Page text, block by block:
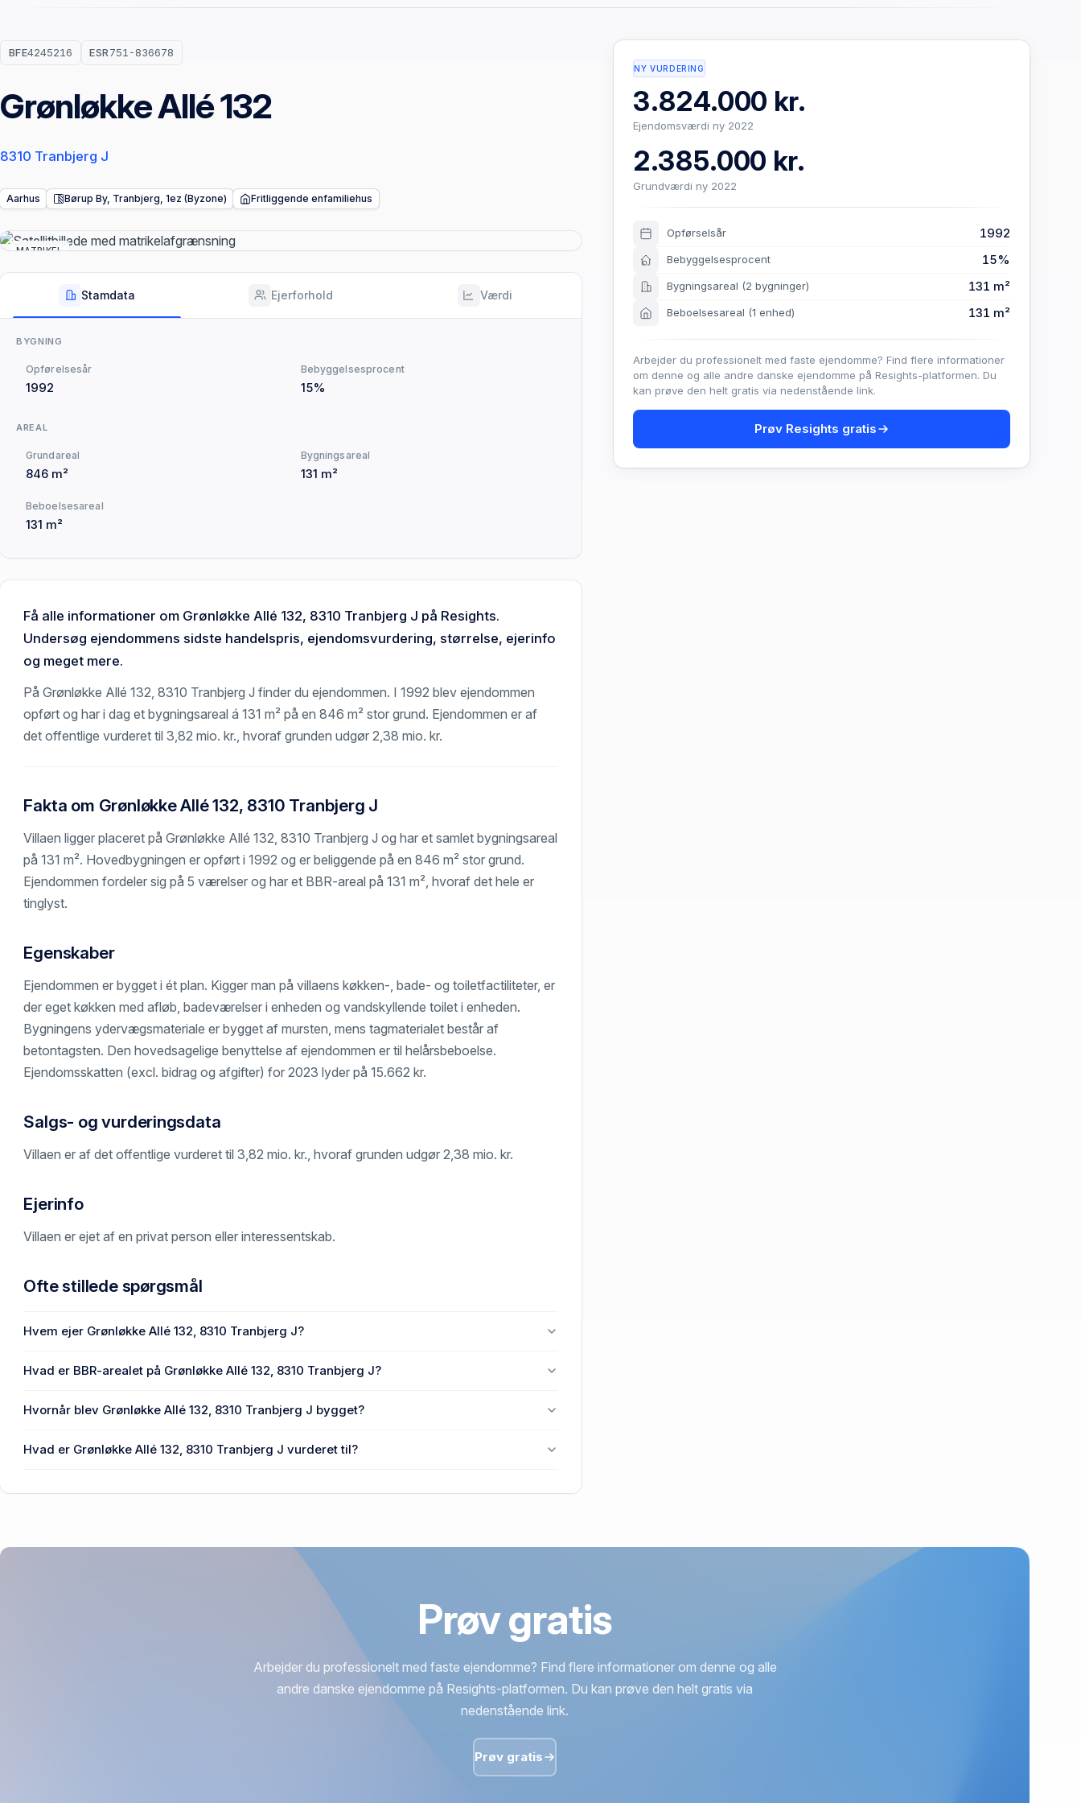
BFE4245216 ESR751-836678
Grønløkke Allé 132
8310 Tranbjerg J
Aarhus Børup By, Tranbjerg, 1ez (Byzone) Fritliggende enfamiliehus
MATRIKEL
Stamdata Ejerforhold Værdi
BYGNING
Opførelsesår
1992
Bebyggelsesprocent
15%
AREAL
Grundareal
846 m²
Bygningsareal
131 m²
Beboelsesareal
131 m²
Få alle informationer om Grønløkke Allé 132, 8310 Tranbjerg J på Resights.
Undersøg ejendommens sidste handelspris, ejendomsvurdering, størrelse, ejerinfo
og meget mere.
På Grønløkke Allé 132, 8310 Tranbjerg J finder du ejendommen. I 1992 blev ejendommen
opført og har i dag et bygningsareal á 131 m² på en 846 m² stor grund. Ejendommen er af
det offentlige vurderet til 3,82 mio. kr., hvoraf grunden udgør 2,38 mio. kr.
Fakta om Grønløkke Allé 132, 8310 Tranbjerg J
Villaen ligger placeret på Grønløkke Allé 132, 8310 Tranbjerg J og har et samlet bygningsareal
på 131 m². Hovedbygningen er opført i 1992 og er beliggende på en 846 m² stor grund.
Ejendommen fordeler sig på 5 værelser og har et BBR-areal på 131 m², hvoraf det hele er
tinglyst.
Egenskaber
Ejendommen er bygget i ét plan. Kigger man på villaens køkken-, bade- og toiletfactiliteter, er
der eget køkken med afløb, badeværelser i enheden og vandskyllende toilet i enheden.
Bygningens ydervægsmateriale er bygget af mursten, mens tagmaterialet består af
betontagsten. Den hovedsagelige benyttelse af ejendommen er til helårsbeboelse.
Ejendomsskatten (excl. bidrag og afgifter) for 2023 lyder på 15.662 kr.
Salgs- og vurderingsdata
Villaen er af det offentlige vurderet til 3,82 mio. kr., hvoraf grunden udgør 2,38 mio. kr.
Ejerinfo
Villaen er ejet af en privat person eller interessentskab.
Ofte stillede spørgsmål
Hvem ejer Grønløkke Allé 132, 8310 Tranbjerg J?
Hvad er BBR-arealet på Grønløkke Allé 132, 8310 Tranbjerg J?
Hvornår blev Grønløkke Allé 132, 8310 Tranbjerg J bygget?
Hvad er Grønløkke Allé 132, 8310 Tranbjerg J vurderet til?
NY VURDERING
3.824.000 kr.
Ejendomsværdi ny 2022
2.385.000 kr.
Grundværdi ny 2022
Opførselsår 1992
Bebyggelsesprocent 15%
Bygningsareal (2 bygninger) 131 m²
Beboelsesareal (1 enhed) 131 m²
Arbejder du professionelt med faste ejendomme? Find flere informationer
om denne og alle andre danske ejendomme på Resights-platformen. Du
kan prøve den helt gratis via nedenstående link.
Prøv Resights gratis
Prøv gratis
Arbejder du professionelt med faste ejendomme? Find flere informationer om denne og alle
andre danske ejendomme på Resights-platformen. Du kan prøve den helt gratis via
nedenstående link.
Prøv gratis